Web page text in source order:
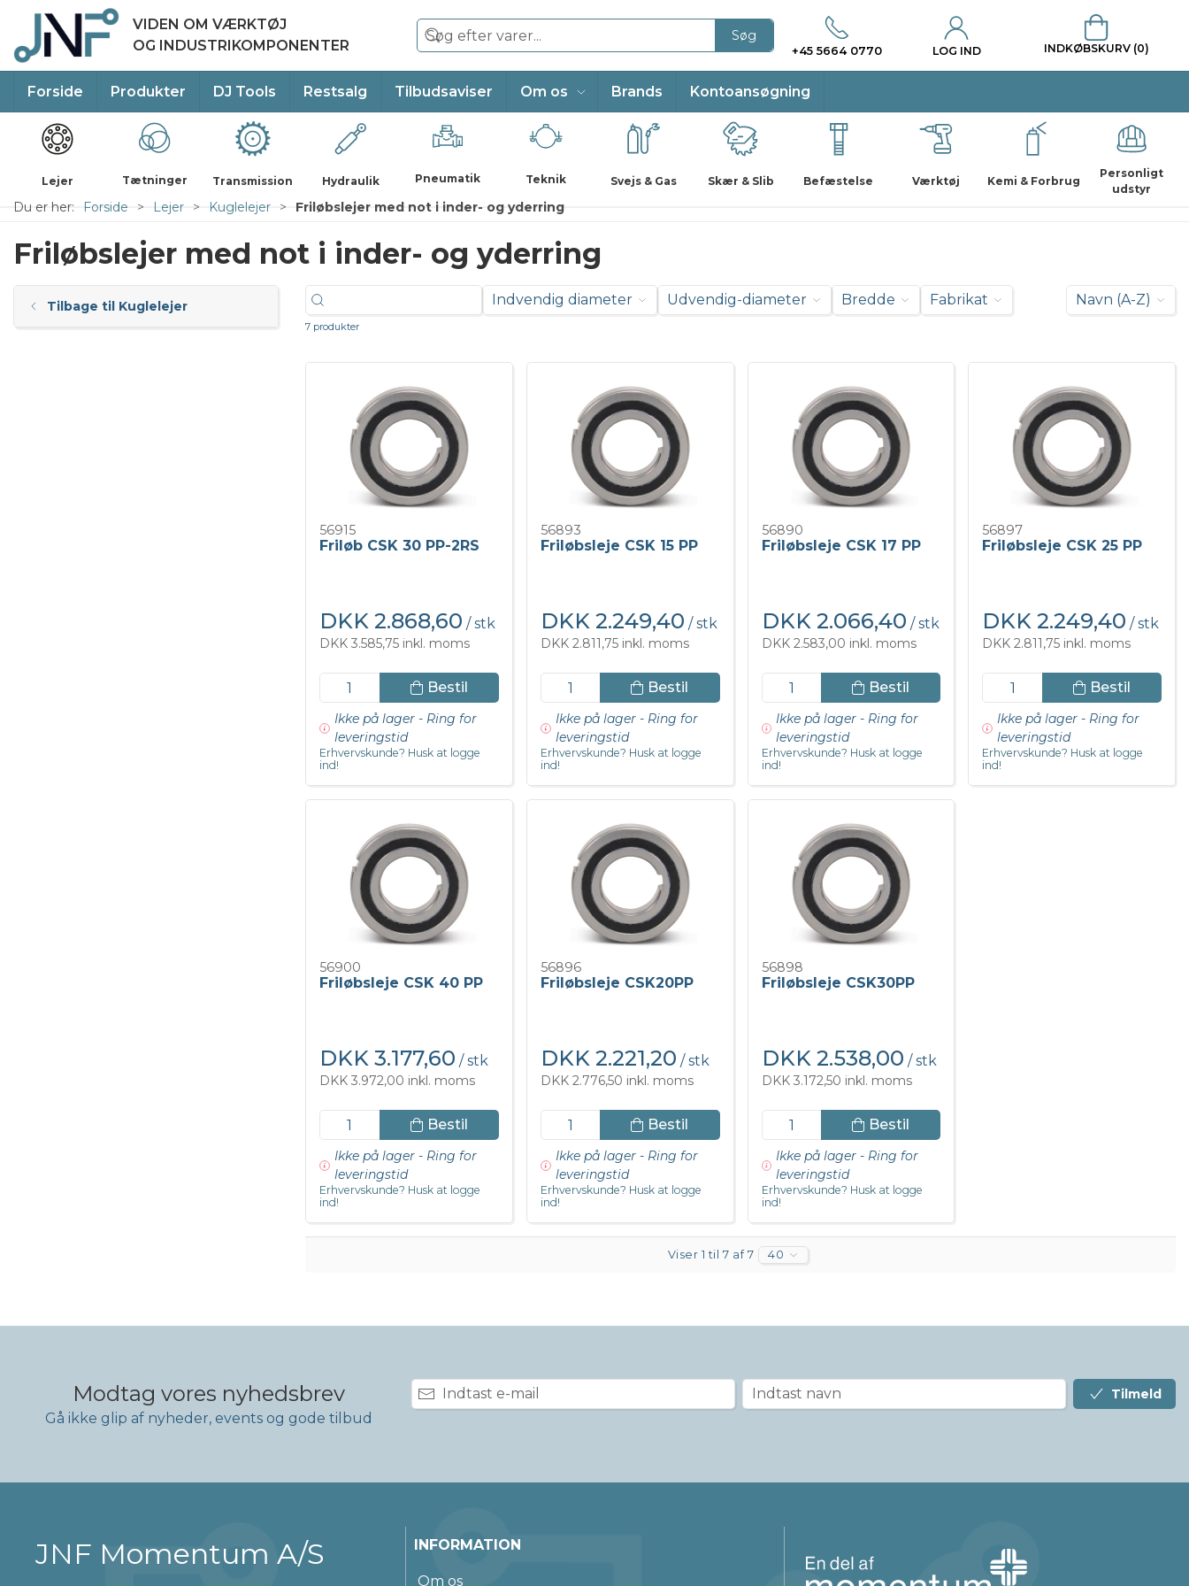
VIDEN OM VÆRKTØJ
OG INDUSTRIKOMPONENTER
Søg
+45 5664 0770 LOG IND INDKØBSKURV (0)
Forside Produkter DJ Tools Restsalg Tilbudsaviser Om os Brands Kontoansøgning
Lejer Tætninger Transmission Hydraulik Pneumatik Teknik Svejs & Gas Skær & Slib Befæstelse Værktøj Kemi & Forbrug
Personligt
udstyr
Du er her: Forside Lejer Kuglelejer Friløbslejer med not i inder- og yderring
Friløbslejer med not i inder- og yderring
Tilbage til Kuglelejer Indvendig diameter Udvendig-diameter Bredde Fabrikat Navn (A-Z)
7 produkter
56915
Friløb CSK 30 PP-2RS
DKK 2.868,60 / stk
DKK 3.585,75 inkl. moms
Bestil
Ikke på lager - Ring for
leveringstid
Erhvervskunde? Husk at logge
ind!
56893
Friløbsleje CSK 15 PP
DKK 2.249,40 / stk
DKK 2.811,75 inkl. moms
Bestil
Ikke på lager - Ring for
leveringstid
Erhvervskunde? Husk at logge
ind!
56890
Friløbsleje CSK 17 PP
DKK 2.066,40 / stk
DKK 2.583,00 inkl. moms
Bestil
Ikke på lager - Ring for
leveringstid
Erhvervskunde? Husk at logge
ind!
56897
Friløbsleje CSK 25 PP
DKK 2.249,40 / stk
DKK 2.811,75 inkl. moms
Bestil
Ikke på lager - Ring for
leveringstid
Erhvervskunde? Husk at logge
ind!
56900
Friløbsleje CSK 40 PP
DKK 3.177,60 / stk
DKK 3.972,00 inkl. moms
Bestil
Ikke på lager - Ring for
leveringstid
Erhvervskunde? Husk at logge
ind!
56896
Friløbsleje CSK20PP
DKK 2.221,20 / stk
DKK 2.776,50 inkl. moms
Bestil
Ikke på lager - Ring for
leveringstid
Erhvervskunde? Husk at logge
ind!
56898
Friløbsleje CSK30PP
DKK 2.538,00 / stk
DKK 3.172,50 inkl. moms
Bestil
Ikke på lager - Ring for
leveringstid
Erhvervskunde? Husk at logge
ind!
Viser 1 til 7 af 7 40
Modtag vores nyhedsbrev
Gå ikke glip af nyheder, events og gode tilbud
Tilmeld
JNF Momentum A/S INFORMATION
Om os